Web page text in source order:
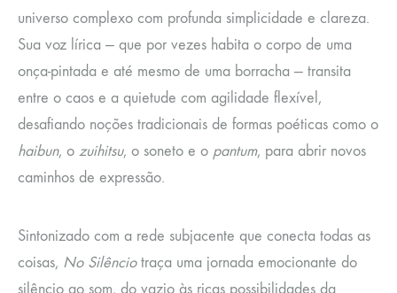
universo complexo com profunda simplicidade e clareza.
Sua voz lírica — que por vezes habita o corpo de uma
onça-pintada e até mesmo de uma borracha — transita
entre o caos e a quietude com agilidade flexível,
desafiando noções tradicionais de formas poéticas como o
haibun, o zuihitsu, o soneto e o pantum, para abrir novos
caminhos de expressão.
Sintonizado com a rede subjacente que conecta todas as
coisas, No Silênciotraça uma jornada emocionante do
silêncio ao som, do vazio às ricas possibilidades da